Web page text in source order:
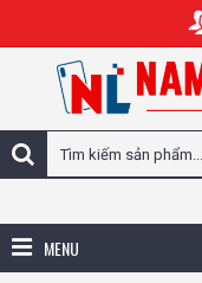
MENU